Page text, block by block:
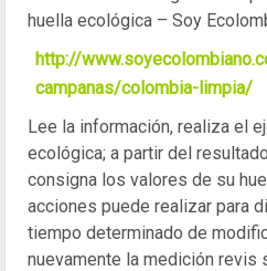
huella ecológica – Soy
http://
campanas/colombia-limpia/
Lee la información, realiza el
ecológica; a partir del
consigna los valores de su
acciones puede realizar para
tiempo determinado de
nuevamente la medición revis